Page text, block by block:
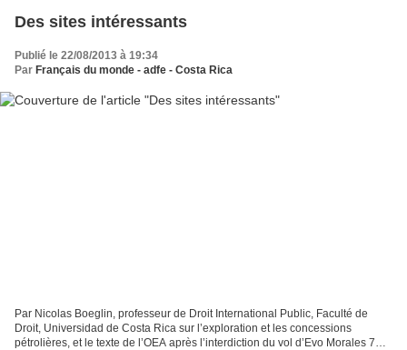
Des sites intéressants
Publié le 22/08/2013 à 19:34
Par Français du monde - adfe - Costa Rica
Par Nicolas Boeglin, professeur de Droit International Public, Faculté de
Droit, Universidad de Costa Rica sur l’exploration et les concessions
pétrolières, et le texte de l’OEA après l’interdiction du vol d’Evo Morales 7